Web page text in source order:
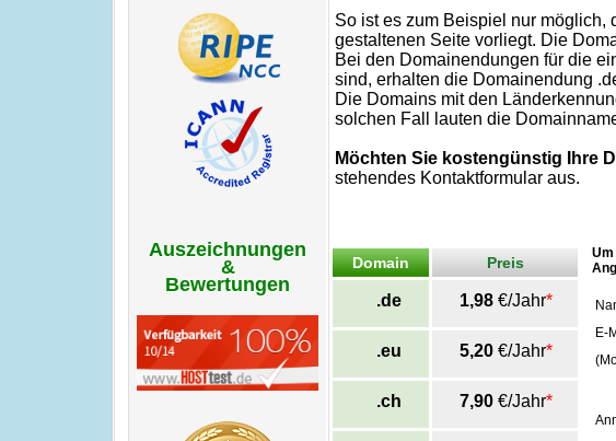
Auszeichnungen
&
Bewertungen
So ist es zum Beispiel nur möglich,
gestaltenen Seite vorliegt. Die
Bei den Domainendungen für die
sind, erhalten die Domainendung
Die Domains mit den
solchen Fall lauten die
Möchten Sie kostengünstig Ihre
stehendes Kontaktformular aus.
Domain Preis
.de 1,98 €/Jahr*
.eu 5,20 €/Jahr*
.ch 7,90 €/Jahr*
E-